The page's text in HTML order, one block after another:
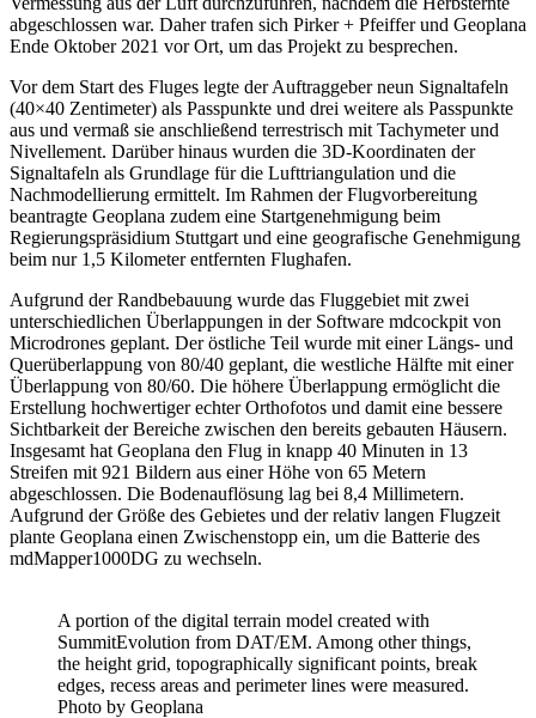
abgeschlossen war. Daher trafen sich Pirker + Pfeiffer und Geoplana
Ende Oktober 2021 vor Ort, um das Projekt zu besprechen.
Vor dem Start des Fluges legte der Auftraggeber neun Signaltafeln
(40×40 Zentimeter) als Passpunkte und drei weitere als Passpunkte
aus und vermaß sie anschließend terrestrisch mit Tachymeter und
Nivellement. Darüber hinaus wurden die 3D-Koordinaten der
Signaltafeln als Grundlage für die Lufttriangulation und die
Nachmodellierung ermittelt. Im Rahmen der Flugvorbereitung
beantragte Geoplana zudem eine Startgenehmigung beim
Regierungspräsidium Stuttgart und eine geografische Genehmigung
beim nur 1,5 Kilometer entfernten Flughafen.
Aufgrund der Randbebauung wurde das Fluggebiet mit zwei
unterschiedlichen Überlappungen in der Software mdcockpit von
Microdrones geplant. Der östliche Teil wurde mit einer Längs- und
Querüberlappung von 80/40 geplant, die westliche Hälfte mit einer
Überlappung von 80/60. Die höhere Überlappung ermöglicht die
Erstellung hochwertiger echter Orthofotos und damit eine bessere
Sichtbarkeit der Bereiche zwischen den bereits gebauten Häusern.
Insgesamt hat Geoplana den Flug in knapp 40 Minuten in 13
Streifen mit 921 Bildern aus einer Höhe von 65 Metern
abgeschlossen. Die Bodenauflösung lag bei 8,4 Millimetern.
Aufgrund der Größe des Gebietes und der relativ langen Flugzeit
plante Geoplana einen Zwischenstopp ein, um die Batterie des
mdMapper1000DG zu wechseln.
A portion of the digital terrain model created with
SummitEvolution from DAT/EM. Among other things,
the height grid, topographically significant points, break
edges, recess areas and perimeter lines were measured.
Photo by Geoplana